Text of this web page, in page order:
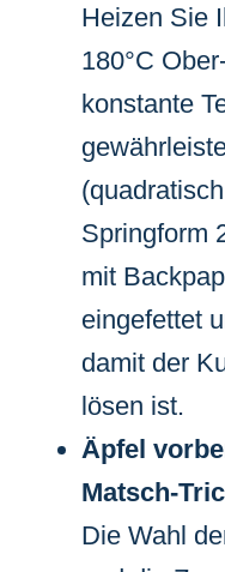
Heizen Sie
180°C
konstante
Springform
mit
eingefettet
damit der
lösen ist.
Äpfel
Matsch-
Die Wahl